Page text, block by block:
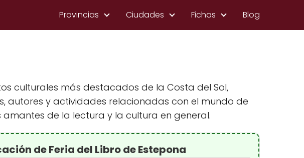
Provincias Ciudades Fichas Blog
culturales más destacados de la Costa del Sol,
y actividades relacionadas con el mundo de
de la lectura y la cultura en general.
de Feria del Libro de Estepona